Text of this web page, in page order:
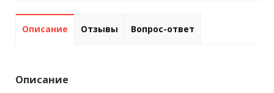
Описание Отзывы Вопрос-ответ
Описание